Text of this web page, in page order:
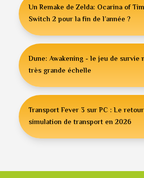
Un Remake de Zelda: Ocarina of
Switch 2 pour la fin de l’année ?
Dune: Awakening - le jeu de survie
très grande échelle
Transport Fever 3 sur PC : Le
simulation de transport en 2026